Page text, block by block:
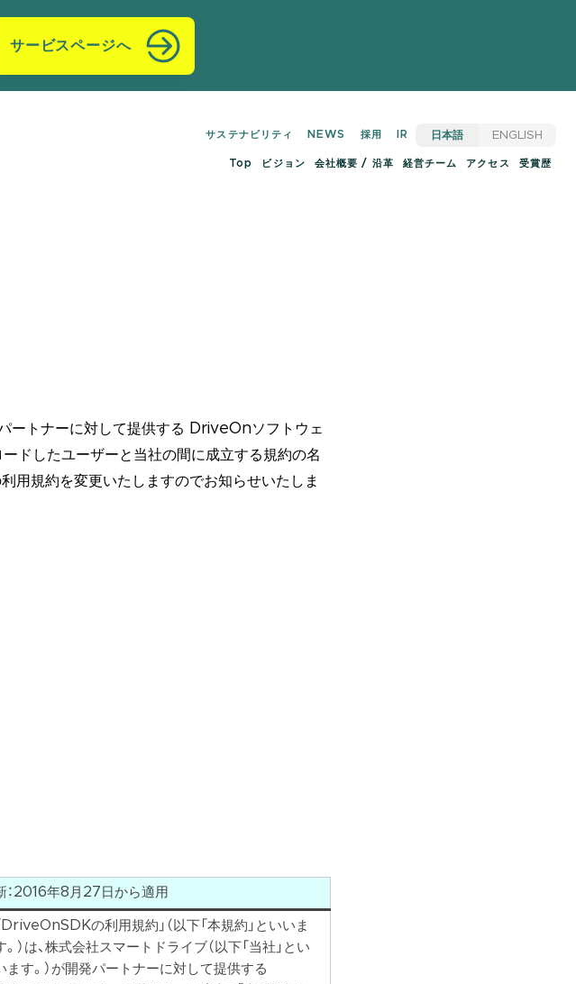
サービスページへ
サステナビリティ NEWS 採用 IR 日本語 ENGLISH
Top ビジョン 会社概要 / 沿革 経営チーム アクセス 受賞歴
パートナーに対して提供する DriveOnソフトウェ
ドしたユーザーと当社の間に成立する規約の名
用規約を変更いたしますのでお知らせいたしま
：2016年8月27日から適用
DriveOnSDKの利用規約」（以下「本規約」といいま
。）は、株式会社スマートドライブ（以下「当社」とい
ます。）が開発パートナーに対して提供する